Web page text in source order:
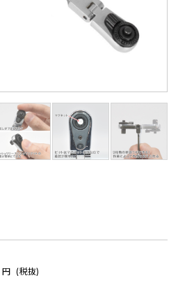
円 (税抜)